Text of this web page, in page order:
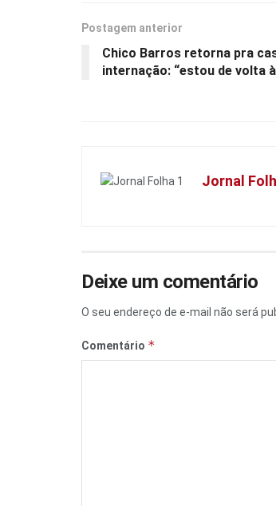
Postagem anterior
Chico Barros retorna pra
internação: “estou de volta
Jornal
Deixe um comentário
O seu endereço de e-mail não será
Comentário *